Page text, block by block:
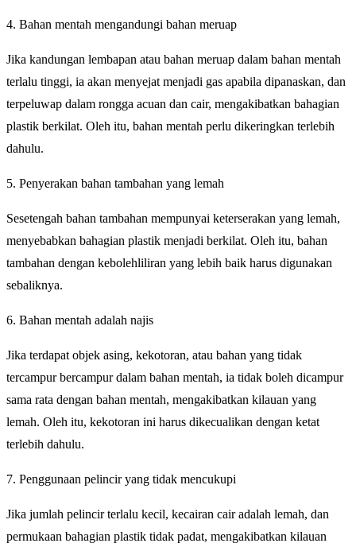
4. Bahan mentah mengandungi bahan meruap
Jika kandungan lembapan atau bahan meruap dalam bahan mentah
terlalu tinggi, ia akan menyejat menjadi gas apabila dipanaskan, dan
terpeluwap dalam rongga acuan dan cair, mengakibatkan bahagian
plastik berkilat. Oleh itu, bahan mentah perlu dikeringkan terlebih
dahulu.
5. Penyerakan bahan tambahan yang lemah
Sesetengah bahan tambahan mempunyai keterserakan yang lemah,
menyebabkan bahagian plastik menjadi berkilat. Oleh itu, bahan
tambahan dengan kebolehliliran yang lebih baik harus digunakan
sebaliknya.
6. Bahan mentah adalah najis
Jika terdapat objek asing, kekotoran, atau bahan yang tidak
tercampur bercampur dalam bahan mentah, ia tidak boleh dicampur
sama rata dengan bahan mentah, mengakibatkan kilauan yang
lemah. Oleh itu, kekotoran ini harus dikecualikan dengan ketat
terlebih dahulu.
7. Penggunaan pelincir yang tidak mencukupi
Jika jumlah pelincir terlalu kecil, kecairan cair adalah lemah, dan
permukaan bahagian plastik tidak padat, mengakibatkan kilauan